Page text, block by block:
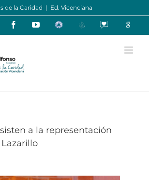
de la Caridad | Ed. Vicenciana
FacebookYouTubeEducamosCentrosOracionesGoogle
a la representación